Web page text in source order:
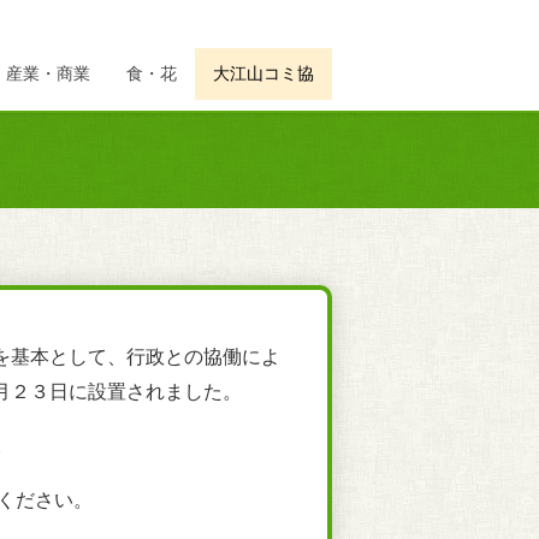
産業・商業 食・花 大江山コミ協
本として、行政との協働によ
３日に設置されました。
ださい。